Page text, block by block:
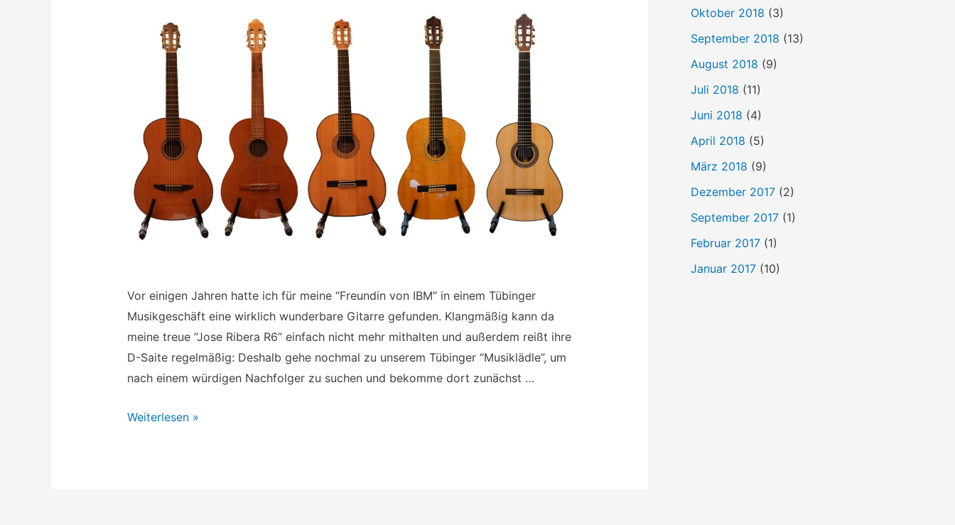
Vor einigen Jahren hatte ich für meine “Freundin von IBM” in einem Tübinger
Musikgeschäft eine wirklich wunderbare Gitarre gefunden. Klangmäßig kann da
meine treue “Jose Ribera R6” einfach nicht mehr mithalten und außerdem reißt ihre
D-Saite regelmäßig: Deshalb gehe nochmal zu unserem Tübinger “Musiklädle”, um
nach einem würdigen Nachfolger zu suchen und bekomme dort zunächst …
Ein
Weiterlesen »
Oktober 2018 (3)
September 2018 (13)
August 2018 (9)
Juli 2018 (11)
Juni 2018 (4)
April 2018 (5)
März 2018 (9)
Dezember 2017 (2)
September 2017 (1)
Februar 2017 (1)
Januar 2017 (10)